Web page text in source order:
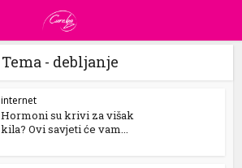
Tema - debljanje
internet
Hormoni su krivi za višak
kila? Ovi savjeti će vam...